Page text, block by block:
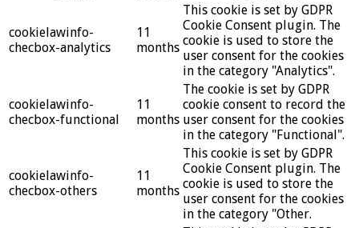
cookielawinfo-
checbox-analytics
11
months
This cookie is set by GDPR
Cookie Consent plugin. The
cookie is used to store the
user consent for the cookies
in the category "Analytics".
cookielawinfo-
checbox-functional
11
months
The cookie is set by GDPR
cookie consent to record the
user consent for the cookies
in the category "Functional".
cookielawinfo-
checbox-others
11
months
This cookie is set by GDPR
Cookie Consent plugin. The
cookie is used to store the
user consent for the cookies
in the category "Other.